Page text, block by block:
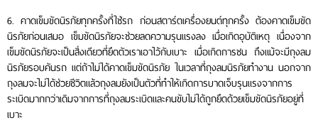
6. คาดเข็มขัดนิรภัยทุกครั้งที่ใช้รถ ก่อนสตาร์ตเครื่องยนต์ทุกครั้ง ต้องคาดเข็มขัด
นิรภัยก่อนเสมอ เข็มขัดนิรภัยจะช่วยลดความรุนแรงลง เมื่อเกิดอุบัติเหตุ เนื่องจาก
เข็มขัดนิรภัยจะเป็นสิ่งเดียวที่ยึดตัวเราเอาไว้กับเบาะ เมื่อเกิดการชน ถึงแม้จะมีถุงลม
นิรภัยรอบคันรถ แต่ถ้าไม่ได้คาดเข็มขัดนิรภัย ในเวลาที่ถุงลมนิรภัยทำงาน นอกจาก
ถุงลมจะไม่ได้ช่วยชีวิตแล้วถุงลมยังเป็นตัวที่ทำให้เกิดการบาดเจ็บรุนแรงจากการ
ระเบิดมากกว่าเดิมจากการที่ถุงลมระเบิดและคนขับไม่ได้ถูกยึดด้วยเข็มขัดนิรภัยอยู่ที่
เบาะ